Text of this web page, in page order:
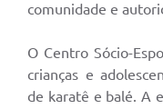
comunidade e
O Centro Sócio-
crianças e
de karatê e balé. A